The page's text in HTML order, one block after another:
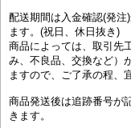
配送期間は入金確認(発注
ます。(祝日、休日抜き)
商品によっては、取引先
み、不良品、交換など）
ますので、ご了承の程、
商品発送後は追跡番号が
きます。